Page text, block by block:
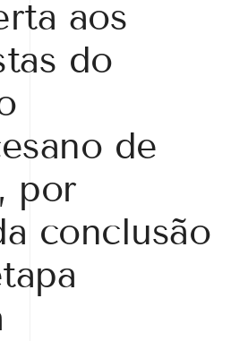
aos
do
de
por
conclusão